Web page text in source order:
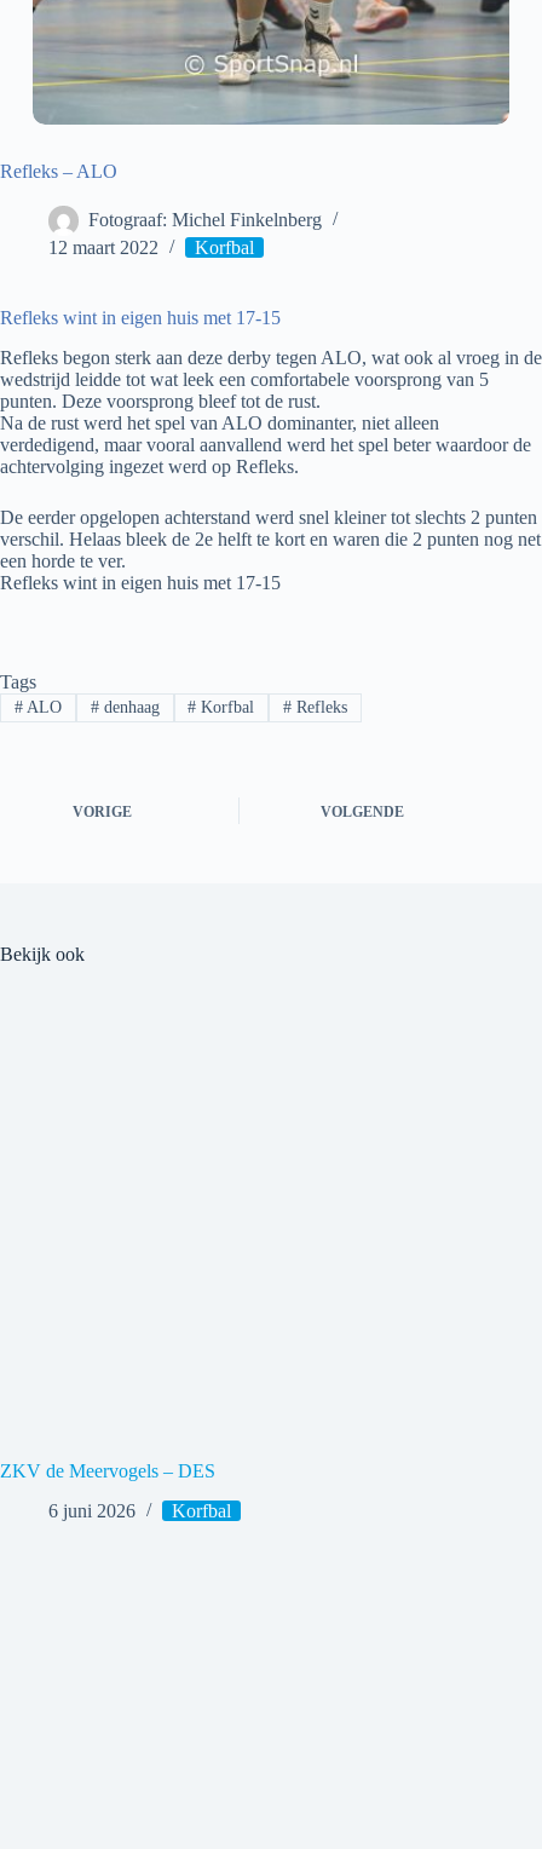
Refleks – ALO
Fotograaf: Michel Finkelnberg
12 maart 2022
Korfbal
Refleks wint in eigen huis met 17-15
Refleks begon sterk aan deze derby tegen ALO, wat ook al vroeg in de
wedstrijd leidde tot wat leek een comfortabele voorsprong van 5
punten. Deze voorsprong bleef tot de rust.
Na de rust werd het spel van ALO dominanter, niet alleen
verdedigend, maar vooral aanvallend werd het spel beter waardoor de
achtervolging ingezet werd op Refleks.
De eerder opgelopen achterstand werd snel kleiner tot slechts 2 punten
verschil. Helaas bleek de 2e helft te kort en waren die 2 punten nog net
een horde te ver.
Refleks wint in eigen huis met 17-15
Tags
#ALO #denhaag # Korfbal # Refleks
VORIGE VOLGENDE
Bekijk ook
ZKV de Meervogels – DES
6 juni 2026
Korfbal